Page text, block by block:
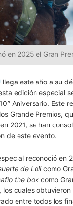
en 2025 el Gran
llega este año a su
edición especial
Aniversario. Este
Grande Premios,
2021, se han
de este evento.
reconoció en
de Lolicomo
the box como
los cuales
entre todos los